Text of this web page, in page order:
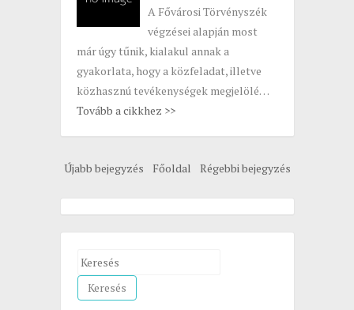
A Fővárosi Törvényszék
végzései alapján most
már úgy tűnik, kialakul annak a
gyakorlata, hogy a közfeladat, illetve
közhasznú tevékenységek megjelölé…
Tovább a cikkhez >>
Újabb bejegyzés Régebbi bejegyzés
Főoldal
S
e
a